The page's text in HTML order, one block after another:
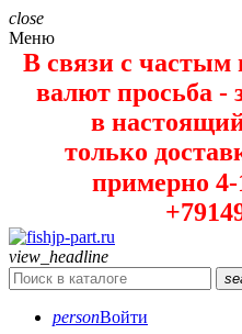
close
Меню
В связи с частым
валют просьба -
в настоящий
только
примерно
view_headline
personВойти